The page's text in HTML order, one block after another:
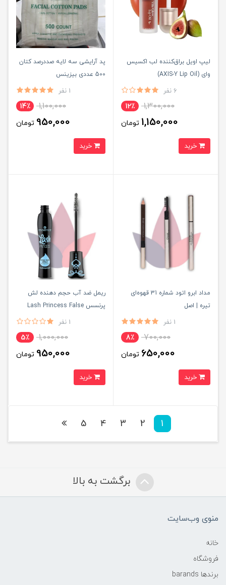
لیپ اویل براق‌کننده لب اکسیس
وای (AXIS-Y Lip Oil)
6 نفر
1,300,000 12٪
1,150,000 تومان
پد آرایشی سه لایه صددرصد کتان
500 عددی بیزینس
1 نفر
1,100,000 14٪
950,000 تومان
مداد ابرو اتود شماره 31 قهوه‌ای
تیره | اصل
1 نفر
700,000 8٪
650,000 تومان
ریمل ضد آب حجم دهنده لش
پرنسس Lash Princess False
Lash Effect Waterproof
1 نفر
1,000,000 5٪
950,000 تومان
1
2
3
4
5
برگشت به بالا
منوی وب‌سایت
خانه
فروشگاه
برندها barands